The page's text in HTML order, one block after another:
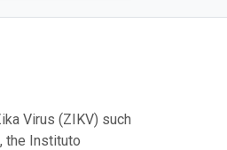
Virus (ZIKV) such
the Instituto